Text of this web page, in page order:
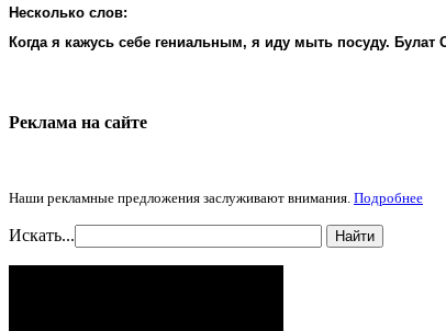
Несколько слов:
Когда я кажусь себе гениальным, я иду мыть посуду. Булат
Реклама на cайте
Наши рекламные предложения заслуживают внимания. Подробнее
Искать... Найти